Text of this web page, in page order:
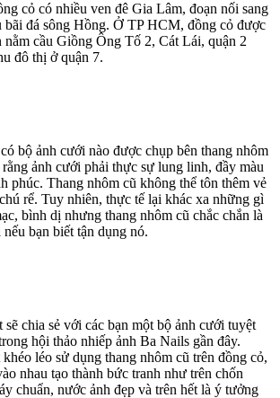
cỏ có nhiều ven đê Gia Lâm, đoạn nối sang
bãi đá sông Hồng. Ở TP HCM, đồng cỏ được
nằm cầu Giồng Ông Tố 2, Cát Lái, quận 2
đô thị ở quận 7.
bộ ảnh cưới nào được chụp bên thang nhôm
ảnh cưới phải thực sự lung linh, đầy màu
phúc. Thang nhôm cũ không thể tôn thêm vẻ
rể. Tuy nhiên, thực tế lại khác xa những gì
bình dị nhưng thang nhôm cũ chắc chắn là
bạn biết tận dụng nó.
chia sẻ với các bạn một bộ ảnh cưới tuyệt
hội thảo nhiếp ảnh Ba Nails gần đây.
léo sử dụng thang nhôm cũ trên đồng cỏ,
nhau tạo thành bức tranh như trên chốn
chuẩn, nước ảnh đẹp và trên hết là ý tưởng